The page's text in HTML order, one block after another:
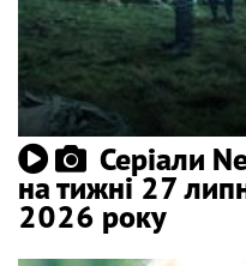
Серіали
на тижні 27
2026 року